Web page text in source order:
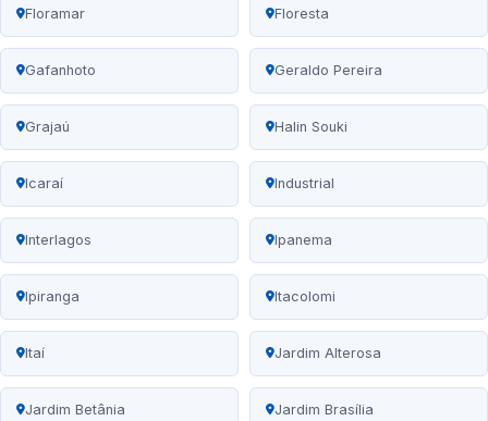
Floramar Floresta
Gafanhoto Geraldo Pereira
Grajaú Halin Souki
Icaraí Industrial
Interlagos Ipanema
Ipiranga Itacolomi
Itaí Jardim Alterosa
Jardim Betânia Jardim Brasília